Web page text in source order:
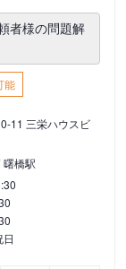
者様の問題解
能
11 三栄ハウスビ
曙橋駅